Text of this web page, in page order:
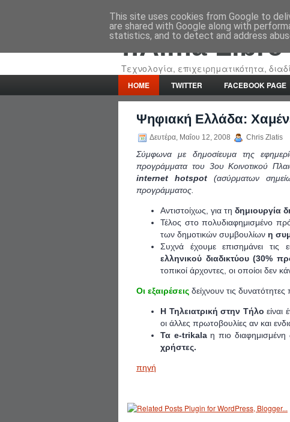
::Alma Libre
Τεχνολογία, επιχειρηματικότητα,
HOME TWITTER FACEBOOK PAGE
Ψηφιακή Ελλάδα:
Δευτέρα, Μαΐου 12, 2008 Chris Zlatis
Σύμφωνα με δημοσίευμα της
προγράμματα του 3ου Κοινοτικού
internet hotspot (ασύρματων
προγράμματος.
Αντιστοίχως, για τη δημιουργία
Τέλος στο πολυδιαφημισμένο
των δημοτικών συμβουλίων η
Συχνά έχουμε επισημάνει τις
ελληνικού διαδικτύου (30%
τοπικοί άρχοντες, οι οποίοι δεν
Οι εξαιρέσεις δείχνουν τις δυνατότητες
Η Τηλειατρική στην Τήλο
οι άλλες πρωτοβουλίες αν και
Τα e-trikalaη πιο διαφημισμένη
χρήστες.
πηγή
This site uses cookies from Google to
are shared with Google along with
statistics, and to detect and address